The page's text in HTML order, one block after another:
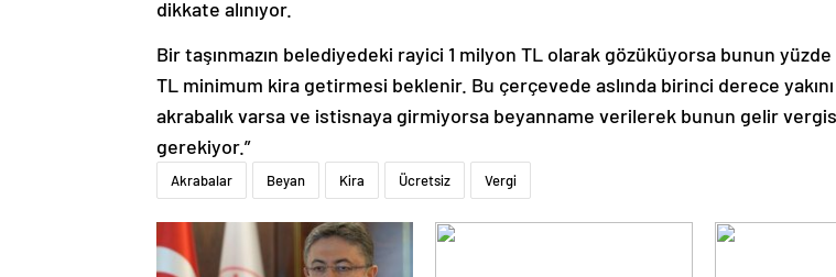
dikkate alınıyor.
Bir taşınmazın belediyedeki rayici 1 milyon TL olarak gözüküyorsa bunun yüzde
TL minimum kira getirmesi beklenir. Bu çerçevede aslında birinci derece
akrabalık varsa ve istisnaya girmiyorsa beyanname verilerek bunun gelir
gerekiyor.”
Akrabalar Beyan Kira Ücretsiz Vergi